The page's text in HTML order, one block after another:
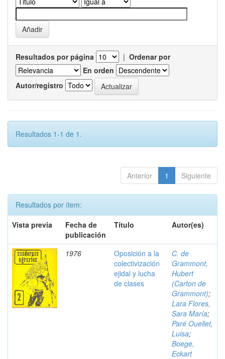
Resultados por página | Ordenar por
En orden
Autor/registro
Resultados 1-1 de 1.
Anterior 1 Siguiente
Resultados por ítem:
Vista previa
Fecha de
publicación
Título Autor(es)
1976
Oposición a la
colectivización
ejidal y lucha
de clases
C. de
Grammont,
Hubert
(Carton de
Grammont);
Lara Flores,
Sara María;
Paré Ouellet,
Luisa;
Boege,
Eckart